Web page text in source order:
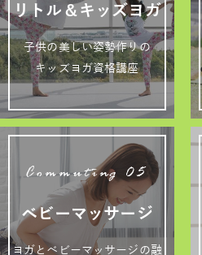
リトル＆キッズヨガ
子供の美しい姿勢作りの
キッズヨガ資格講座
Commuting 05
ベビーマッサージ
ヨガとベビーマッサージの融